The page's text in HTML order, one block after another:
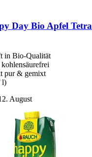
Day Bio Apfel
in Bio-Qualität
pur & gemixt
l)
August